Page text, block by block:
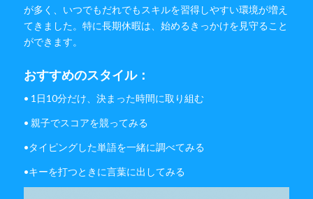
が多く、いつでもだれでもスキルを習得しやすい環境が増え
てきました。特に長期休暇は、始めるきっかけを見守ること
ができます。
おすすめのスタイル：
• 1日10分だけ、決まった時間に取り組む
• 親子でスコアを競ってみる
•タイピングした単語を一緒に調べてみる
•キーを打つときに言葉に出してみる